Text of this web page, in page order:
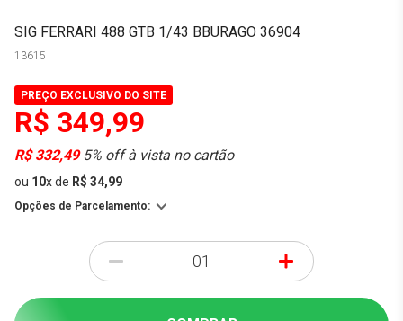
SIG FERRARI 488 GTB 1/43 BBURAGO 36904
13615
PREÇO EXCLUSIVO DO SITE
R$ 349,99
R$ 332,495% off à vista no cartão
ou 10xde R$ 34,99
Opções de Parcelamento:
- +